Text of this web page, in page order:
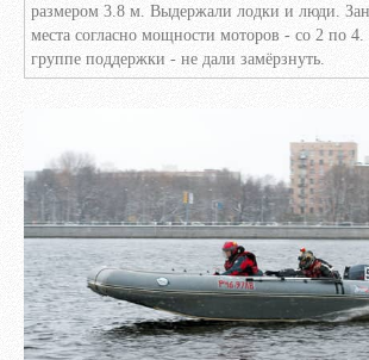
размером 3.8 м. Выдержали лодки и люди.
места согласно мощности моторов - со 2 по
группе поддержки - не дали замёрзнуть.